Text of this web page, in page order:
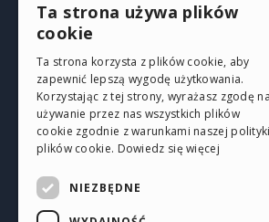
PROFIL
Moje wpisy
Moje licencje
Pobieranie
Web hosting
ENGLISH
GERMAN
SPANISH
Ta strona używa plików
cookie
Ta strona korzysta z plików cookie, aby
zapewnić lepszą wygodę użytkowania.
Korzystając z tej strony, wyrażasz zgodę na
używanie przez nas wszystkich plików
cookie zgodnie z warunkami naszej polityki
plików cookie. Dowiedz się więcej
NIEZBĘDNE